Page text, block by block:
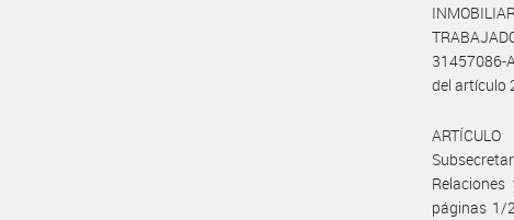
31457086-
del artículo
páginas 1/